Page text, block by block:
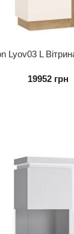
Lyov03 L
19952 грн